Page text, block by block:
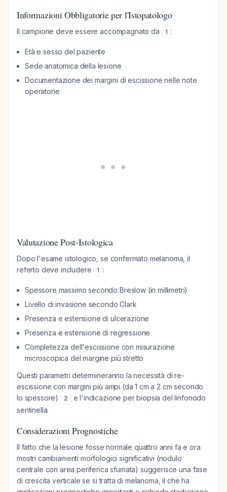
Informazioni Obbligatorie per l'Istopatologo
Il campione deve essere accompagnato da 1 :
Età e sesso del paziente
Sede anatomica della lesione
Documentazione dei margini di escissione nelle note
operatorie
Valutazione Post-Istologica
Dopo l'esame istologico, se confermato melanoma, il
referto deve includere
1 :
Spessore massimo secondo Breslow (in millimetri)
Livello di invasione secondo Clark
Presenza e estensione di ulcerazione
Presenza e estensione di regressione
Completezza dell'escissione con misurazione
microscopica del margine più stretto
Questi parametri determineranno la necessità di re-
escissione con margini più ampi (da 1 cm a 2 cm secondo
lo spessore)
2
e l'indicazione per biopsia del linfonodo
sentinella.
Considerazioni Prognostiche
Il fatto che la lesione fosse normale quattro anni fa e ora
mostri cambiamenti morfologici significativi (nodulo
centrale con area periferica sfumata) suggerisce una fase
di crescita verticale se si tratta di melanoma, il che ha